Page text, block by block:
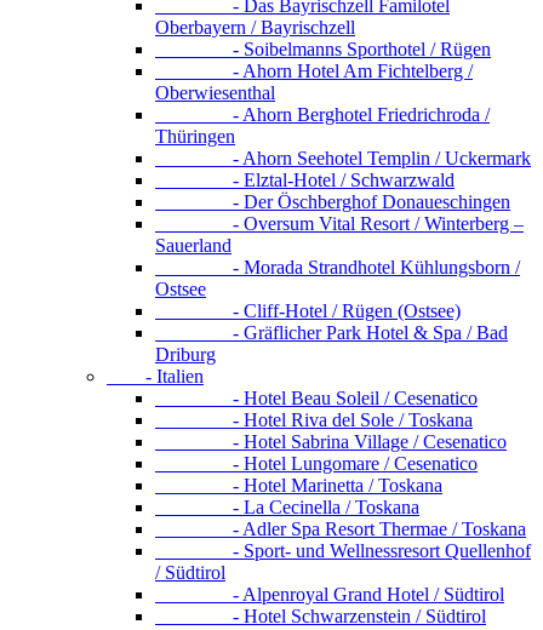
- Das Bayrischzell Familotel
Oberbayern / Bayrischzell
- Soibelmanns Sporthotel / Rügen
- Ahorn Hotel Am Fichtelberg /
Oberwiesenthal
- Ahorn Berghotel Friedrichroda /
Thüringen
- Ahorn Seehotel Templin / Uckermark
- Elztal-Hotel / Schwarzwald
- Der Öschberghof Donaueschingen
- Oversum Vital Resort / Winterberg –
Sauerland
- Morada Strandhotel Kühlungsborn /
Ostsee
- Cliff-Hotel / Rügen (Ostsee)
- Gräflicher Park Hotel & Spa / Bad
Driburg
- Italien
- Hotel Beau Soleil / Cesenatico
- Hotel Riva del Sole / Toskana
- Hotel Sabrina Village / Cesenatico
- Hotel Lungomare / Cesenatico
- Hotel Marinetta / Toskana
- La Cecinella / Toskana
- Adler Spa Resort Thermae / Toskana
- Sport- und Wellnessresort Quellenhof
/ Südtirol
- Alpenroyal Grand Hotel / Südtirol
- Hotel Schwarzenstein / Südtirol